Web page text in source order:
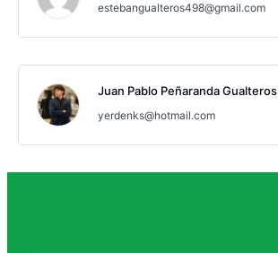
estebangualteros498@gmail.com
Juan Pablo Peñaranda Gualteros
yerdenks@hotmail.com